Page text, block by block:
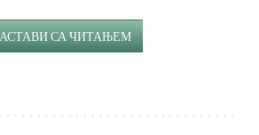
СА ЧИТАЊЕМ